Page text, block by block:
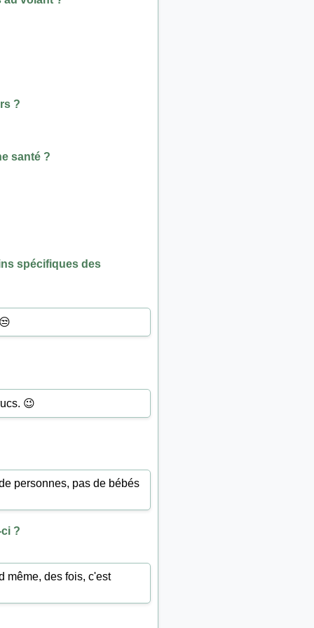
?
santé ?
spécifiques des
😉
personnes, pas de bébés
?
même, des fois, c'est